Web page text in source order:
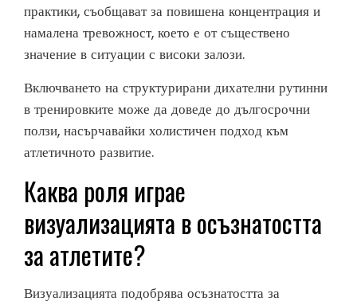
практики, съобщават за повишена концентрация и
намалена тревожност, което е от съществено
значение в ситуации с високи залози.
Включването на структурирани дихателни рутинни
в тренировките може да доведе до дългосрочни
ползи, насърчавайки холистичен подход към
атлетичното развитие.
Каква роля играе
визуализацията в осъзнатостта
за атлетите?
Визуализацията подобрява осъзнатостта за